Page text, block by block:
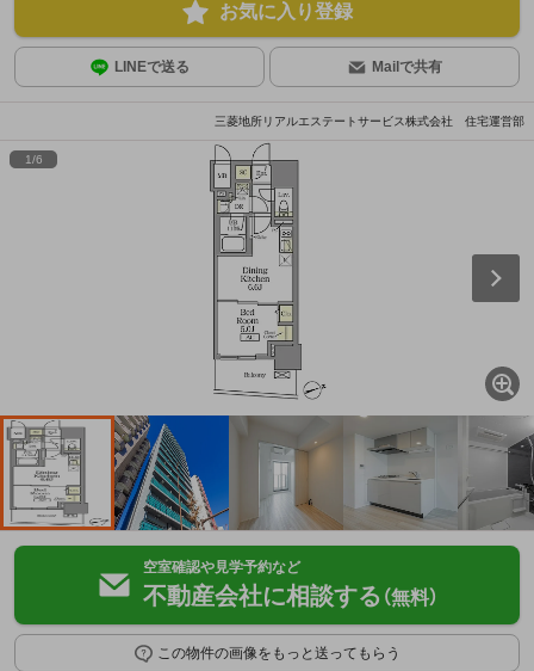
お気に入り登録
LINEで送る Mailで共有
三菱地所リアルエステートサービス株式会社 住宅運営部
1/6
空室確認や見学予約など
不動産会社に相談する （無料）
この物件の画像をもっと送ってもらう